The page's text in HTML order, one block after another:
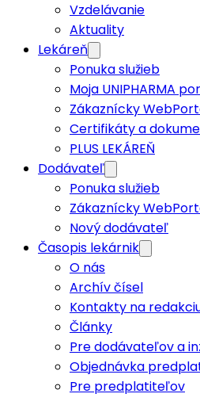
Vzdelávanie
Aktuality
Lekáreň
Ponuka služieb
Moja UNIPHARMA
Zákaznícky
Certifikáty a
PLUS LEKÁREŇ
Dodávateľ
Ponuka služieb
Zákaznícky
Nový dodávateľ
Časopis lekárnik
O nás
Archív čísel
Kontakty na
Články
Pre dodávateľov a
Objednávka
Pre predplatiteľov